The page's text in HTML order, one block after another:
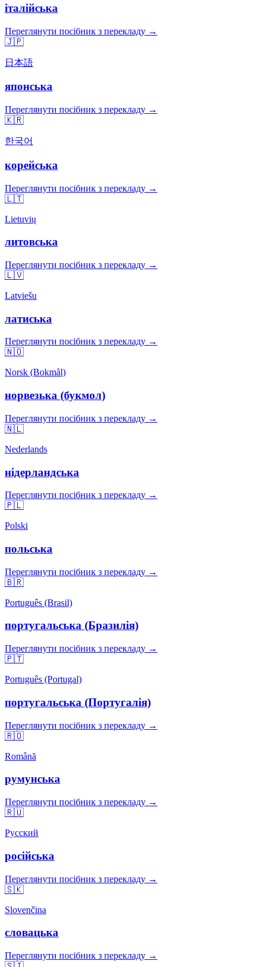
італійська
Переглянути посібник з перекладу →
🇯🇵
日本語
японська
Переглянути посібник з перекладу →
🇰🇷
한국어
корейська
Переглянути посібник з перекладу →
🇱🇹
Lietuvių
литовська
Переглянути посібник з перекладу →
🇱🇻
Latviešu
латиська
Переглянути посібник з перекладу →
🇳🇴
Norsk (Bokmål)
норвезька (букмол)
Переглянути посібник з перекладу →
🇳🇱
Nederlands
нідерландська
Переглянути посібник з перекладу →
🇵🇱
Polski
польська
Переглянути посібник з перекладу →
🇧🇷
Português (Brasil)
португальська (Бразилія)
Переглянути посібник з перекладу →
🇵🇹
Português (Portugal)
португальська (Португалія)
Переглянути посібник з перекладу →
🇷🇴
Română
румунська
Переглянути посібник з перекладу →
🇷🇺
Русский
російська
Переглянути посібник з перекладу →
🇸🇰
Slovenčina
словацька
Переглянути посібник з перекладу →